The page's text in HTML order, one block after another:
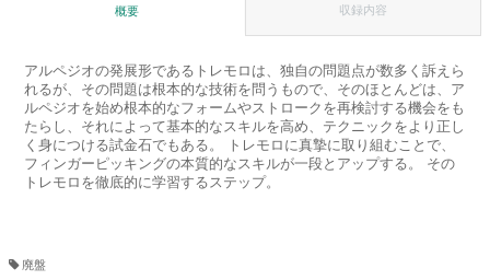
概要 収録内容
アルペジオの発展形であるトレモロは、独自の問題点が数多く訴えら
れるが、その問題は根本的な技術を問うもので、そのほとんどは、ア
ルペジオを始め根本的なフォームやストロークを再検討する機会をも
たらし、それによって基本的なスキルを高め、テクニックをより正し
く身につける試金石でもある。 トレモロに真摯に取り組むことで、
フィンガーピッキングの本質的なスキルが一段とアップする。 その
トレモロを徹底的に学習するステップ。
廃盤